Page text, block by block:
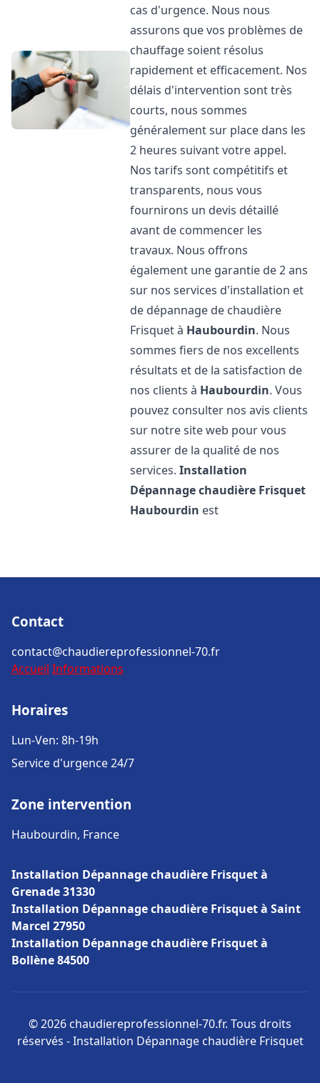
cas d'urgence. Nous nous
assurons que vos problèmes de
chauffage soient résolus
rapidement et efficacement. Nos
délais d'intervention sont très
courts, nous sommes
généralement sur place dans les
2 heures suivant votre appel.
Nos tarifs sont compétitifs et
transparents, nous vous
fournirons un devis détaillé
avant de commencer les
travaux. Nous offrons
également une garantie de 2 ans
sur nos services d'installation et
de dépannage de chaudière
Frisquet à Haubourdin. Nous
sommes fiers de nos excellents
résultats et de la satisfaction de
nos clients à Haubourdin. Vous
pouvez consulter nos avis clients
sur notre site web pour vous
assurer de la qualité de nos
services.Installation
Dépannage chaudière Frisquet
Haubourdin est
Contact
contact@chaudiereprofessionnel-70.fr
Accueil Informations
Horaires
Lun-Ven: 8h-19h
Service d'urgence 24/7
Zone intervention
Haubourdin, France
Installation Dépannage chaudière Frisquet à
Grenade 31330
Installation Dépannage chaudière Frisquet à Saint
Marcel 27950
Installation Dépannage chaudière Frisquet à
Bollène 84500
© 2026 chaudiereprofessionnel-70.fr. Tous droits
réservés - Installation Dépannage chaudière Frisquet